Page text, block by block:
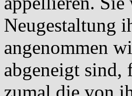
Neugestaltung
angenommen
abgeneigt sind,